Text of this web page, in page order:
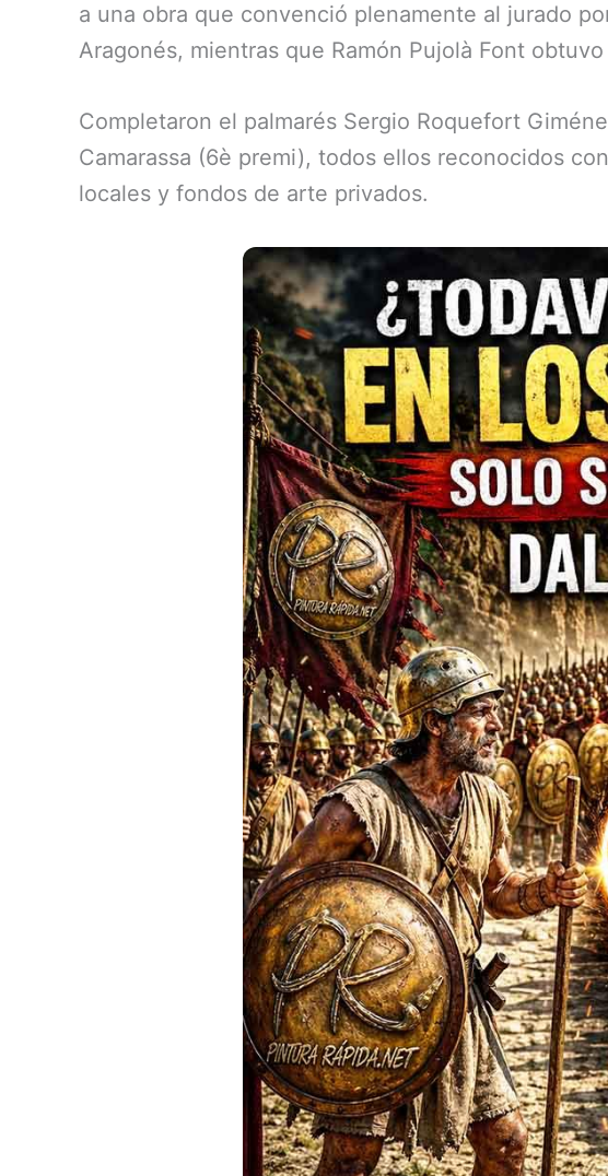
a una obra que convenció plenamente al jurado
Aragonés, mientras que Ramón Pujolà Font
Completaron el palmarés Sergio Roquefort
Camarassa (6è premi), todos ellos reconocidos
locales y fondos de arte privados.